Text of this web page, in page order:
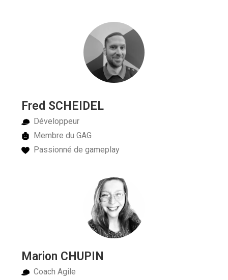
Fred SCHEIDEL
Développeur
Membre du GAG
Passionné de gameplay
Marion CHUPIN
Coach Agile